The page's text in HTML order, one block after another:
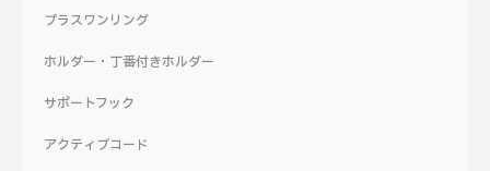
プラスワンリング
ホルダー・丁番付きホルダー
サポートフック
アクティブコード